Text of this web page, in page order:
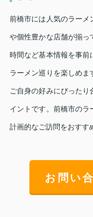
前橋市には人気のラーメ
や個性豊かな店舗が揃っ
時間など基本情報を事前
ラーメン巡りを楽しめま
ご自身の好みにぴった
イントです。前橋市のラ
計画的なご訪問をおすす
お問い